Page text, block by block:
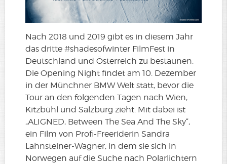
Nach 2018 und 2019 gibt es in diesem Jahr
das dritte #shadesofwinter FilmFest in
Deutschland und Österreich zu bestaunen.
Die Opening Night findet am 10. Dezember
in der Münchner BMW Welt statt, bevor die
Tour an den folgenden Tagen nach Wien,
Kitzbühl und Salzburg zieht. Mit dabei ist
„ALIGNED, Between The Sea And The Sky“,
ein Film von Profi-Freeriderin Sandra
Lahnsteiner-Wagner, in dem sie sich in
Norwegen auf die Suche nach Polarlichtern